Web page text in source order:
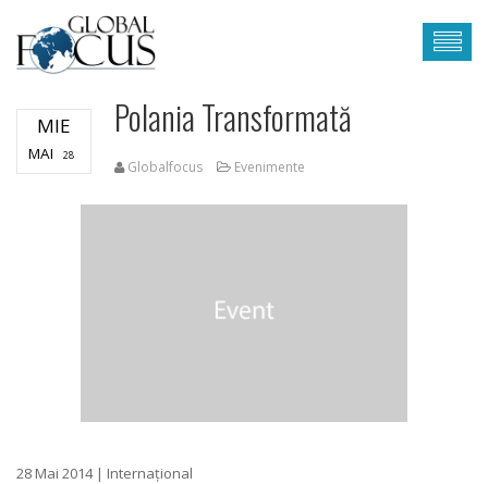
MIE
MAI 28
Polania Transformată
Globalfocus Evenimente
28 Mai 2014 | Internațional